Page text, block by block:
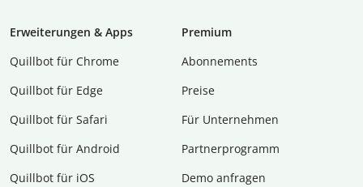
Erweiterungen & Apps
Quillbot für Chrome
Quillbot für Edge
Quillbot für Safari
Quillbot für Android
Quillbot für iOS
Premium
Abon­ne­ments
Preise
Für Unternehmen
Partnerprogramm
Demo anfragen